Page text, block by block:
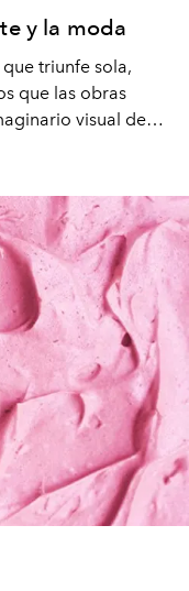
y la moda
triunfe sola,
que las obras
visual de